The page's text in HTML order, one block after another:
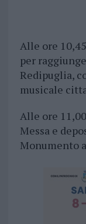
Alle ore
per
Redipuglia,
musicale
Alle ore
Messa e
Monumento